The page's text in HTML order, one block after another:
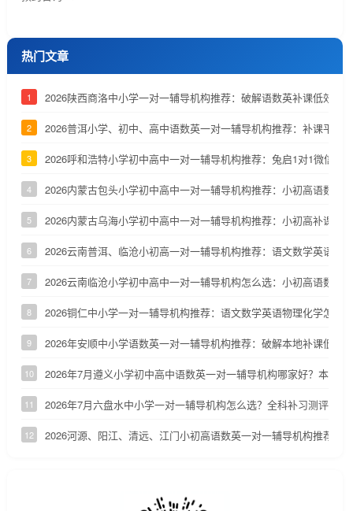
热门文章
1 2026陕西商洛中小学一对一辅导机构推荐：破解语数英补课低效问题
2 2026普洱小学、初中、高中语数英一对一辅导机构推荐：补课平台
3 2026呼和浩特小学初中高中一对一辅导机构推荐：兔启1对1微信小
4 2026内蒙古包头小学初中高中一对一辅导机构推荐：小初高语数英
5 2026内蒙古乌海小学初中高中一对一辅导机构推荐：小初高补课测评
6 2026云南普洱、临沧小初高一对一辅导机构推荐：语文数学英语补
7 2026云南临沧小学初中高中一对一辅导机构怎么选：小初高语数英
8 2026铜仁中小学一对一辅导机构推荐：语文数学英语物理化学怎么
9 2026年安顺中小学语数英一对一辅导机构推荐：破解本地补课低效
10 2026年7月遵义小学初中高中语数英一对一辅导机构哪家好？本地家
11 2026年7月六盘水中小学一对一辅导机构怎么选？全科补习测评
12 2026河源、阳江、清远、江门小初高语数英一对一辅导机构推荐